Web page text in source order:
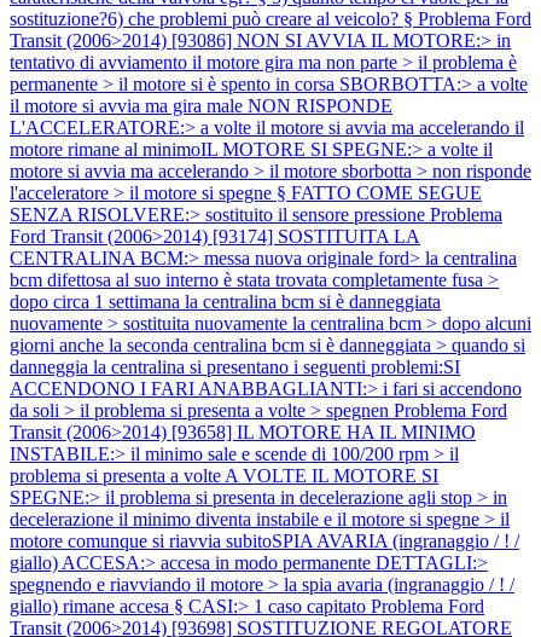
sostituzione?6) che problemi può creare al veicolo? § Problema Ford
Transit (2006>2014) [93086] NON SI AVVIA IL MOTORE:> in
tentativo di avviamento il motore gira ma non parte > il problema è
permanente > il motore si è spento in corsa SBORBOTTA:> a volte
il motore si avvia ma gira male NON RISPONDE
L'ACCELERATORE:> a volte il motore si avvia ma accelerando il
motore rimane al minimoIL MOTORE SI SPEGNE:> a volte il
motore si avvia ma accelerando > il motore sborbotta > non risponde
l'acceleratore > il motore si spegne § FATTO COME SEGUE
SENZA RISOLVERE:> sostituito il sensore pressione Problema
Ford Transit (2006>2014) [93174] SOSTITUITA LA
CENTRALINA BCM:> messa nuova originale ford> la centralina
bcm difettosa al suo interno è stata trovata completamente fusa >
dopo circa 1 settimana la centralina bcm si è danneggiata
nuovamente > sostituita nuovamente la centralina bcm > dopo alcuni
giorni anche la seconda centralina bcm si è danneggiata > quando si
danneggia la centralina si presentano i seguenti problemi:SI
ACCENDONO I FARI ANABBAGLIANTI:> i fari si accendono
da soli > il problema si presenta a volte > spegnen Problema Ford
Transit (2006>2014) [93658] IL MOTORE HA IL MINIMO
INSTABILE:> il minimo sale e scende di 100/200 rpm > il
problema si presenta a volte A VOLTE IL MOTORE SI
SPEGNE:> il problema si presenta in decelerazione agli stop > in
decelerazione il minimo diventa instabile e il motore si spegne > il
motore comunque si riavvia subitoSPIA AVARIA (ingranaggio / ! /
giallo) ACCESA:> accesa in modo permanente DETTAGLI:>
spegnendo e riavviando il motore > la spia avaria (ingranaggio / ! /
giallo) rimane accesa § CASI:> 1 caso capitato Problema Ford
Transit (2006>2014) [93698] SOSTITUZIONE REGOLATORE